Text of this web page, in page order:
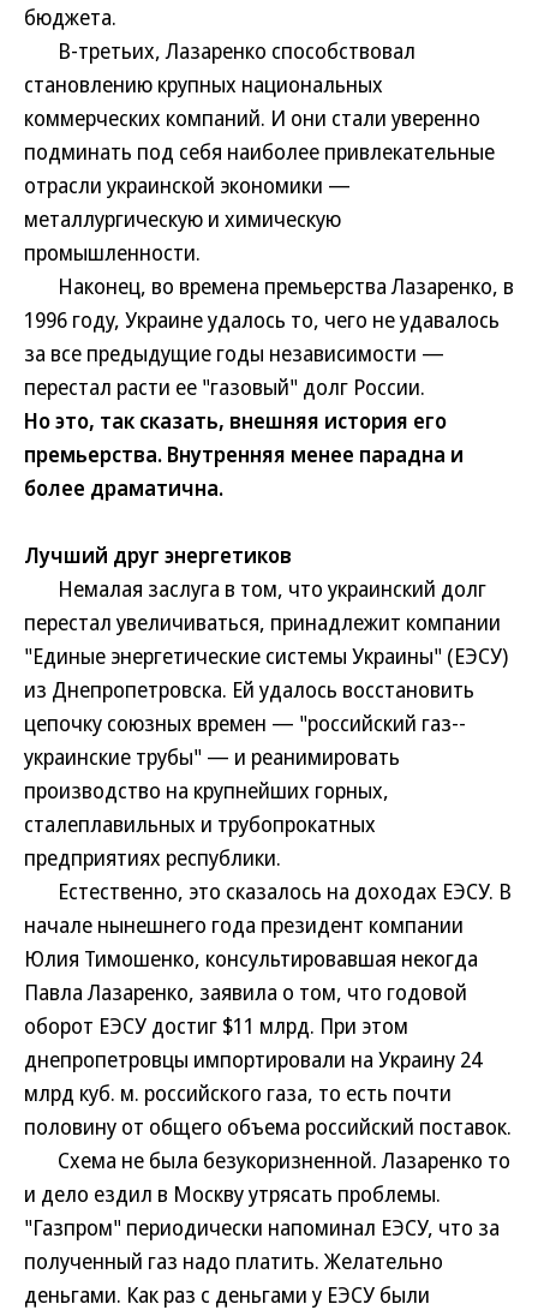
бюджета.
В-третьих, Лазаренко способствовал
становлению крупных национальных
коммерческих компаний. И они стали уверенно
подминать под себя наиболее привлекательные
отрасли украинской экономики —
металлургическую и химическую
промышленности.
Наконец, во времена премьерства Лазаренко, в
1996 году, Украине удалось то, чего не удавалось
за все предыдущие годы независимости —
перестал расти ее "газовый" долг России.
Но это, так сказать, внешняя история его
премьерства. Внутренняя менее парадна и
более драматична.
Лучший друг энергетиков
Немалая заслуга в том, что украинский долг
перестал увеличиваться, принадлежит компании
"Единые энергетические системы Украины" (ЕЭСУ)
из Днепропетровска. Ей удалось восстановить
цепочку союзных времен — "российский газ--
украинские трубы" — и реанимировать
производство на крупнейших горных,
сталеплавильных и трубопрокатных
предприятиях республики.
Естественно, это сказалось на доходах ЕЭСУ. В
начале нынешнего года президент компании
Юлия Тимошенко, консультировавшая некогда
Павла Лазаренко, заявила о том, что годовой
оборот ЕЭСУ достиг $11 млрд. При этом
днепропетровцы импортировали на Украину 24
млрд куб. м. российского газа, то есть почти
половину от общего объема российский поставок.
Схема не была безукоризненной. Лазаренко то
и дело ездил в Москву утрясать проблемы.
"Газпром" периодически напоминал ЕЭСУ, что за
полученный газ надо платить. Желательно
деньгами. Как раз с деньгами у ЕЭСУ были